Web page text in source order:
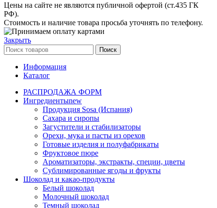
Цены на сайте не являются публичной офертой (ст.435 ГК
РФ).
Стоимость и наличие товара просьба уточнять по телефону.
Закрыть
Поиск
Информация
Каталог
РАСПРОДАЖА ФОРМ
Ингредиентыnew
Продукция Sosa (Испания)
Сахара и сиропы
Загустители и стабилизаторы
Орехи, мука и пасты из орехов
Готовые изделия и полуфабрикаты
Фруктовое пюре
Ароматизаторы, экстракты, специи, цветы
Сублимированные ягоды и фрукты
Шоколад и какао-продукты
Белый шоколад
Молочный шоколад
Темный шоколад